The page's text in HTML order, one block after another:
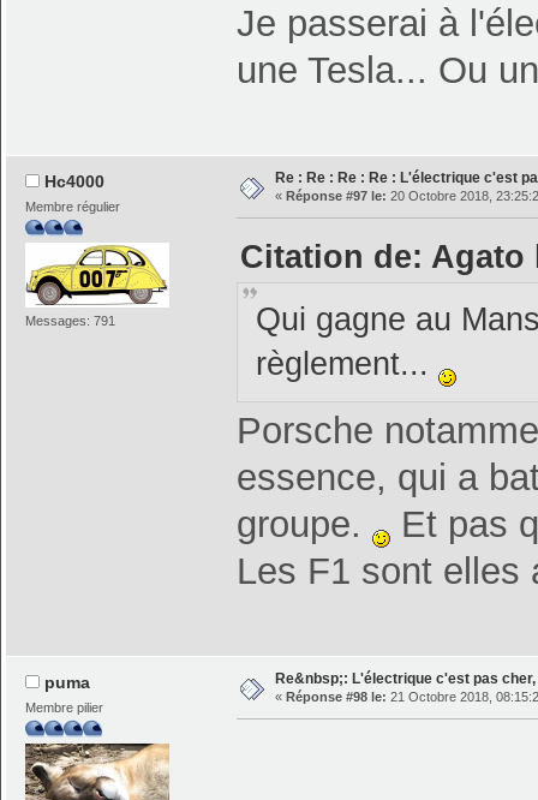
Je passerai à
une Tesla... Ou
Hc4000
Membre régulier
Messages: 791
Re : Re : Re : Re : L'électrique c'est
« Réponse #97 le: 20 Octobre 2018,
Citation de: Agato
Qui gagne au
règlement...
Porsche
essence, qui a
groupe.
Et pas
Les F1 sont elles
puma
Membre pilier
Re&nbsp;: L'électrique c'est pas
« Réponse #98 le: 21 Octobre 2018,